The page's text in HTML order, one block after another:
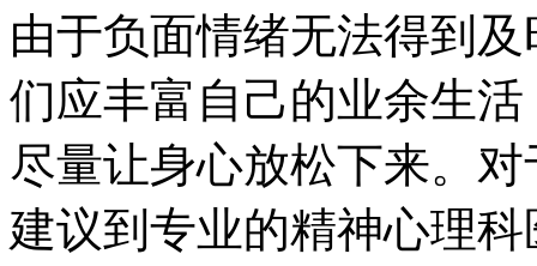
由于负面情绪无法得到
们应丰富自己的业余生
尽量让身心放松下来。
建议到专业的精神心理